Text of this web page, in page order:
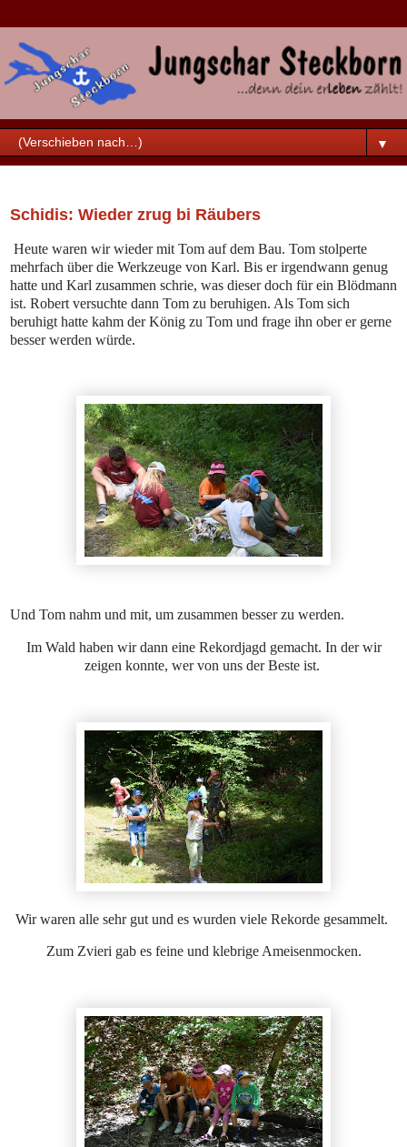
▼
Schidis: Wieder zrug bi Räubers
Heute waren wir wieder mit Tom auf dem Bau. Tom stolperte
mehrfach über die Werkzeuge von Karl. Bis er irgendwann genug
hatte und Karl zusammen schrie, was dieser doch für ein Blödmann
ist. Robert versuchte dann Tom zu beruhigen. Als Tom sich
beruhigt hatte kahm der König zu Tom und frage ihn ober er gerne
besser werden würde.
Und Tom nahm und mit, um zusammen besser zu werden.
Im Wald haben wir dann eine Rekordjagd gemacht. In der wir
zeigen konnte, wer von uns der Beste ist.
Wir waren alle sehr gut und es wurden viele Rekorde gesammelt.
Zum Zvieri gab es feine und klebrige Ameisenmocken.